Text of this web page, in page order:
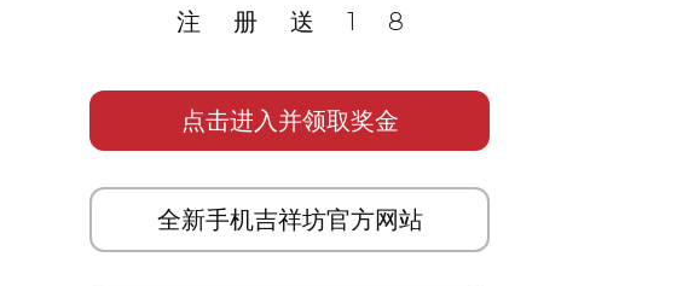
注册送18
点击进入并领取奖金
全新手机吉祥坊官方网站